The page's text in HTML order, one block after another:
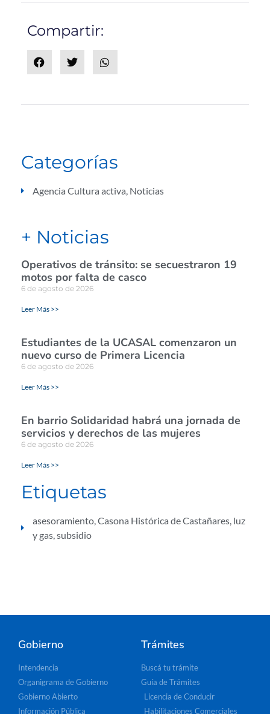
Compartir:
Categorías
Agencia Cultura activa, Noticias
+ Noticias
Operativos de tránsito: se secuestraron 19
motos por falta de casco
6 de agosto de 2026
Leer Más >>
Estudiantes de la UCASAL comenzaron un
nuevo curso de Primera Licencia
6 de agosto de 2026
Leer Más >>
En barrio Solidaridad habrá una jornada de
servicios y derechos de las mujeres
6 de agosto de 2026
Leer Más >>
Etiquetas
asesoramiento,Casona Histórica de Castañares, luz
y gas,subsidio
Gobierno
Intendencia
Organigrama de Gobierno
Gobierno Abierto
Información Pública
Trámites
Buscá tu trámite
Guía de Trámites
Licencia de Conducir
Habilitaciones Comerciales